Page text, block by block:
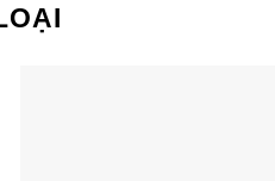
rất tiện lợi quan sát